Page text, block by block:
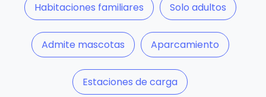
Habitaciones familiares Solo adultos
Admite mascotas Aparcamiento
Estaciones de carga